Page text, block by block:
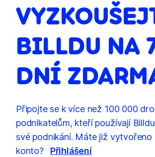
BILLDU NA
DNÍ
Připojte se k více než 100 000
podnikatelům, kteří používají
své podnikání. Máte již vytvořeno
konto?
Přihlášení